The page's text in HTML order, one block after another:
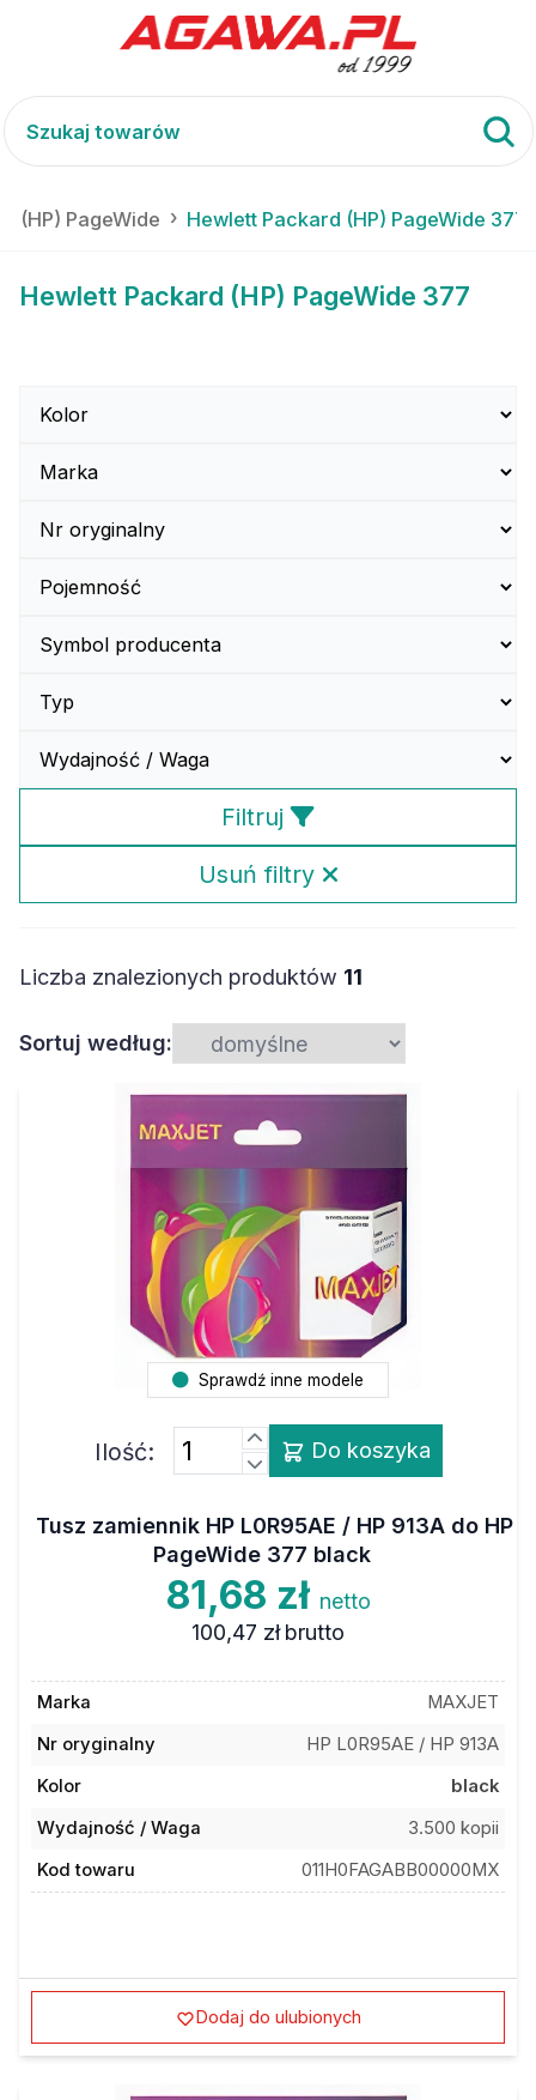
(HP) PageWide Hewlett Packard (HP) PageWide 377
Hewlett Packard (HP) PageWide 377
Filtruj
Usuń filtry
Liczba znalezionych produktów 11
Sortuj według:
Sprawdź inne modele
Ilość: Do koszyka
Tusz zamiennik HP L0R95AE / HP 913A do HP
PageWide 377 black
81,68 zł netto
100,47 zł brutto
Marka
MAXJET
Nr oryginalny
HP L0R95AE / HP 913A
Kolor
black
Wydajność / Waga
3.500 kopii
Kod towaru
011H0FAGABB00000MX
Dodaj do ulubionych